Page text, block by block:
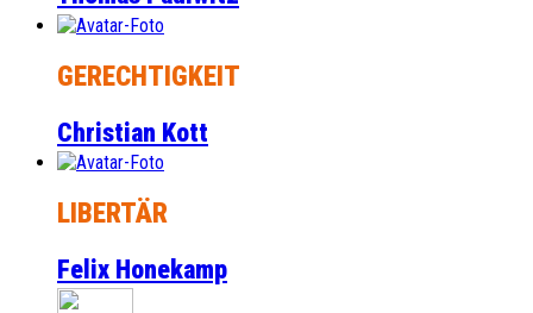
GERECHTIGKEIT
Christian Kott
LIBERTÄR
Felix Honekamp